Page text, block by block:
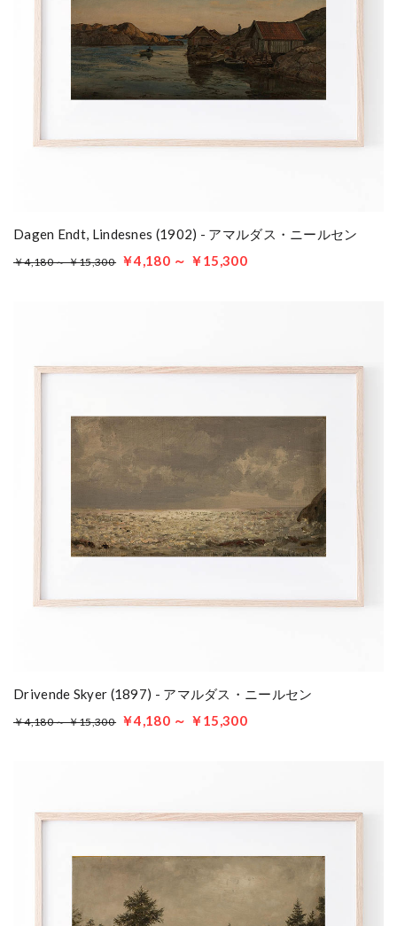
Dagen Endt, Lindesnes (1902) - アマルダス・ニールセン
￥4,180 ～ ￥15,300 ￥4,180 ～ ￥15,300
Drivende Skyer (1897) - アマルダス・ニールセン
￥4,180 ～ ￥15,300 ￥4,180 ～ ￥15,300